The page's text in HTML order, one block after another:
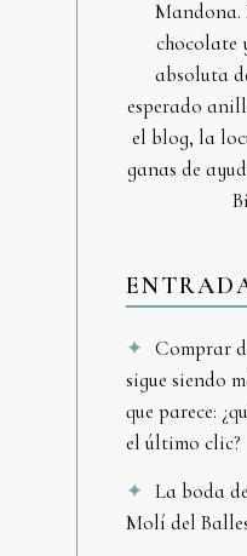
chocolate
absoluta
esperado
el blog, la
ganas de
Comprar
sigue siendo
que parece:
el último clic?
La boda
Molí del